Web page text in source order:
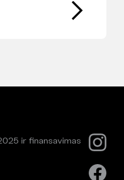
ir finansavimas